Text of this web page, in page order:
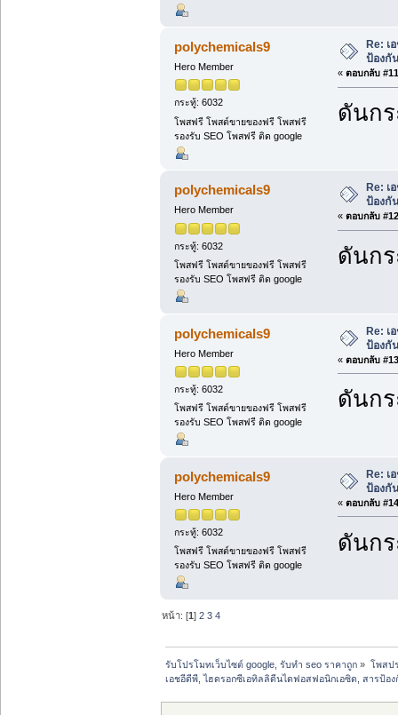
polychemicals9
Hero Member
กระทู้: 6032
โพสฟรี โพสต์ขายของฟรี โพสฟรี
รองรับ SEO โพสฟรี ติด google
Re: เ
ป้องกั
« ตอบกลับ
ดันก
polychemicals9
Hero Member
กระทู้: 6032
โพสฟรี โพสต์ขายของฟรี โพสฟรี
รองรับ SEO โพสฟรี ติด google
Re: เ
ป้องกั
« ตอบกลับ
ดันก
polychemicals9
Hero Member
กระทู้: 6032
โพสฟรี โพสต์ขายของฟรี โพสฟรี
รองรับ SEO โพสฟรี ติด google
Re: เ
ป้องกั
« ตอบกลับ
ดันก
polychemicals9
Hero Member
กระทู้: 6032
โพสฟรี โพสต์ขายของฟรี โพสฟรี
รองรับ SEO โพสฟรี ติด google
Re: เ
ป้องกั
« ตอบกลับ
ดันก
หน้า: [1]2 3 4
รับโปรโมทเว็บไซต์ google, รับทำ seo ราคาถูก » โพสป
เอชอีดีพี, ไฮดรอกซีเอทิลลิดีนไดฟอสฟอนิกเอซิด, สารป้อง